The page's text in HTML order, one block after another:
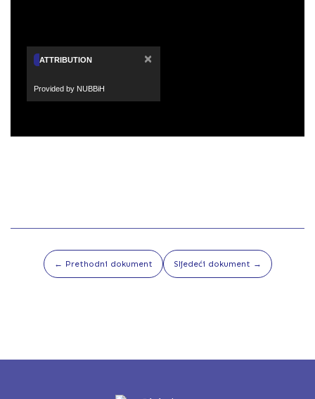
ATTRIBUTION ×
Provided by NUBBiH
← Prethodni dokument Sljedeći dokument →